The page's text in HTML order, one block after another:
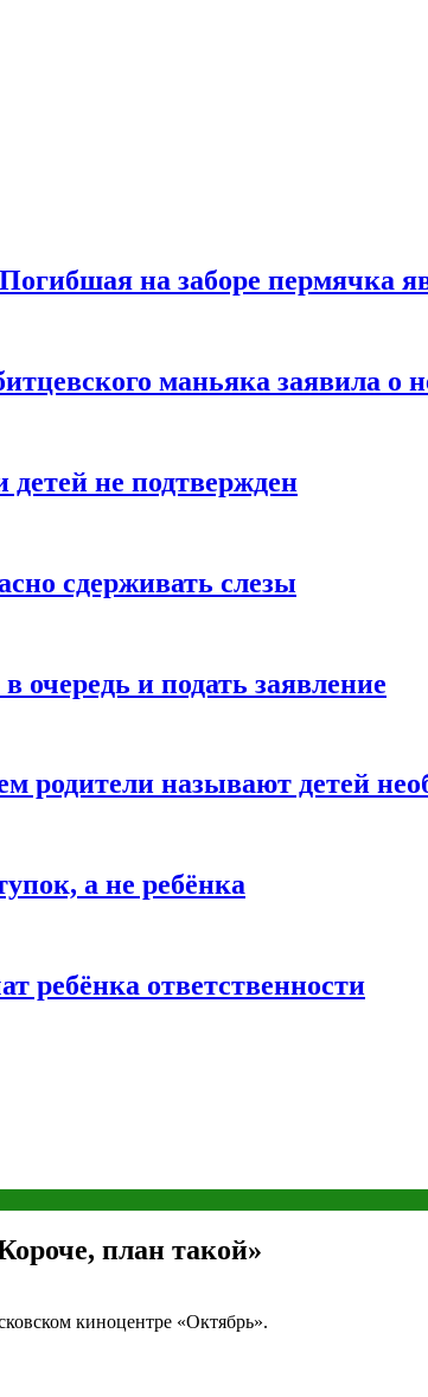
на заборе пермячка
маньяка заявила о
не подтвержден
сдерживать слезы
очередь и подать заявление
родители называют детей
а не ребёнка
ребёнка ответственности
план такой»
киноцентре «Октябрь».